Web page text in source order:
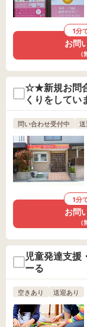
1分
お問
（
☆★新規お問
くりをして
問い合わせ受付中 送
1分
お問
（
児童発達支
ーる
空きあり 送迎あり